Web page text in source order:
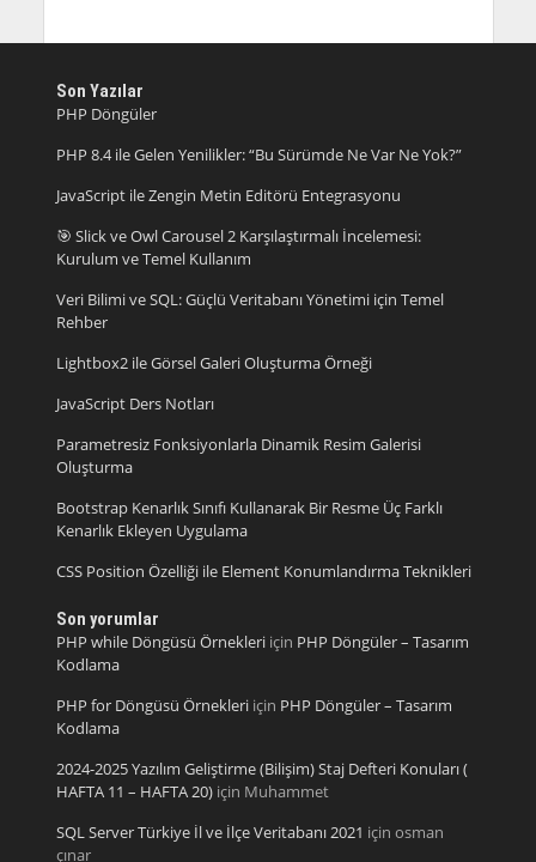
Son Yazılar
PHP Döngüler
PHP 8.4 ile Gelen Yenilikler: “Bu Sürümde Ne Var Ne Yok?”
JavaScript ile Zengin Metin Editörü Entegrasyonu
🎯 Slick ve Owl Carousel 2 Karşılaştırmalı İncelemesi:
Kurulum ve Temel Kullanım
Veri Bilimi ve SQL: Güçlü Veritabanı Yönetimi için Temel
Rehber
Lightbox2 ile Görsel Galeri Oluşturma Örneği
JavaScript Ders Notları
Parametresiz Fonksiyonlarla Dinamik Resim Galerisi
Oluşturma
Bootstrap Kenarlık Sınıfı Kullanarak Bir Resme Üç Farklı
Kenarlık Ekleyen Uygulama
CSS Position Özelliği ile Element Konumlandırma Teknikleri
Son yorumlar
PHP while Döngüsü Örnekleriiçin PHP Döngüler – Tasarım
Kodlama
PHP for Döngüsü Örnekleriiçin PHP Döngüler – Tasarım
Kodlama
2024-2025 Yazılım Geliştirme (Bilişim) Staj Defteri Konuları (
HAFTA 11 – HAFTA 20)için Muhammet
SQL Server Türkiye İl ve İlçe Veritabanı 2021 için osman
çınar